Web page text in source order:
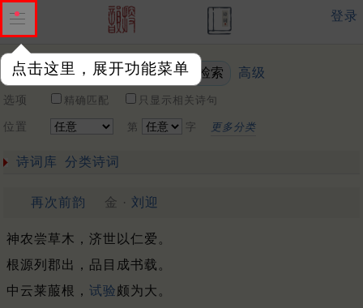
点击这里，展开功能菜单
登录
关键词 高级
选项 精确匹配 只显示相关诗句
位置 第 字 更多分类
诗词库 分类诗词
再次前韵 金 · 刘迎
神农尝草木，济世以仁爱。
根源列郡出，品目成书载。
中云莱菔根， 试验颇为大。